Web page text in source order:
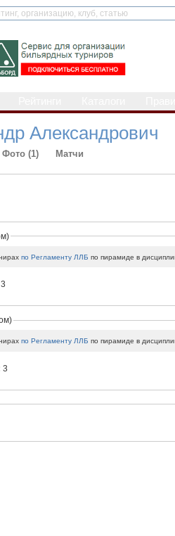
Александрович
Фото (1) Матчи
по Регламенту ЛЛБ по пирамиде в
3
по Регламенту ЛЛБ по пирамиде в
3